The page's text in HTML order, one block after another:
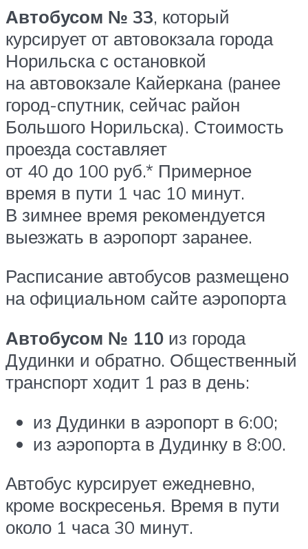
Автобусом № 33, который
курсирует от автовокзала города
Норильска с остановкой
на автовокзале Кайеркана (ранее
город-спутник, сейчас район
Большого Норильска). Стоимость
проезда составляет
от 40 до 100 руб.* Примерное
время в пути 1 час 10 минут.
В зимнее время рекомендуется
выезжать в аэропорт заранее.
Расписание автобусов размещено
на официальном сайте аэропорта
Автобусом № 110 из города
Дудинки и обратно. Общественный
транспорт ходит 1 раз в день:
из Дудинки в аэропорт в 6:00;
из аэропорта в Дудинку в 8:00.
Автобус курсирует ежедневно,
кроме воскресенья. Время в пути
около 1 часа 30 минут.